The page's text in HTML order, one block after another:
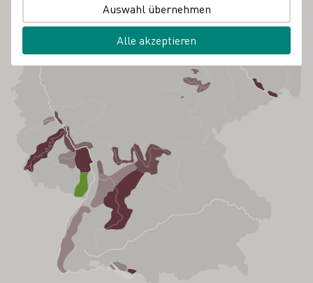
Auswahl übernehmen
Alle akzeptieren